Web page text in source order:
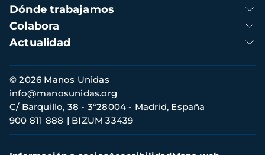
Dónde trabajamos
Colabora
Actualidad
Información
de
contacto
© 2026 Manos Unidas
C/ Barquillo, 38 - 3º28004 - Madrid, España
900 811 888
BIZUM 33439
info@manosunidas.org